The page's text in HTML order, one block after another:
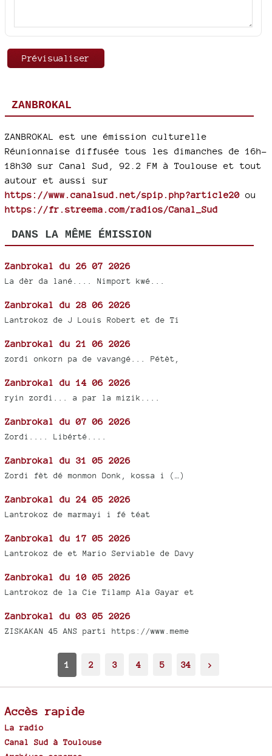
ZANBROKAL
ZANBROKAL est une émission culturelle
Réunionnaise diffusée tous les dimanches de 16h-
18h30 sur Canal Sud, 92.2 FM à Toulouse et tout
autour et aussi sur
https://www.canalsud.net/spip.php?article20 ou
https://fr.streema.com/radios/Canal_Sud
DANS LA MÊME ÉMISSION
Zanbrokal du 26 07 2026
La dèr da lané.... Nimport kwé...
Zanbrokal du 28 06 2026
Lantrokoz de J Louis Robert et de Ti
Zanbrokal du 21 06 2026
zordi onkorn pa de vavangé... Pétèt,
Zanbrokal du 14 06 2026
ryin zordi... a par la mizik....
Zanbrokal du 07 06 2026
Zordi.... Libérté....
Zanbrokal du 31 05 2026
Zordi fèt dé monmon Donk, kossa i (…)
Zanbrokal du 24 05 2026
Lantrokoz de marmayi i fé téat
Zanbrokal du 17 05 2026
Lantrokoz de et Mario Serviable de Davy
Zanbrokal du 10 05 2026
Lantrokoz de la Cie Tilamp Ala Gayar et
Zanbrokal du 03 05 2026
ZISKAKAN 45 ANS parti https://www.meme
1 2 3 4 5 34 >
Accès rapide
La radio
Canal Sud à Toulouse